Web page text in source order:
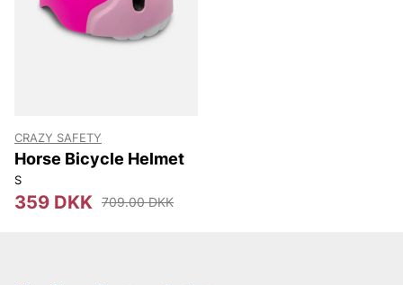
CRAZY SAFETY
Horse Bicycle Helmet
S
359 DKK 709.00 DKK